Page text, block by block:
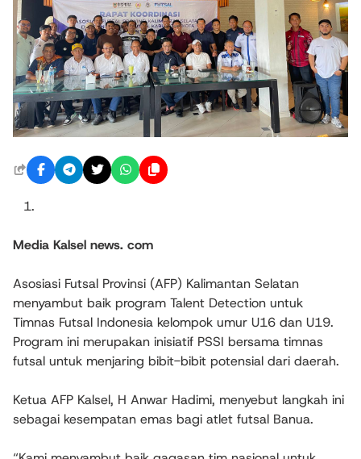
Media Kalsel news. com
Asosiasi Futsal Provinsi (AFP) Kalimantan Selatan
menyambut baik program Talent Detection untuk
Timnas Futsal Indonesia kelompok umur U16 dan U19.
Program ini merupakan inisiatif PSSI bersama timnas
futsal untuk menjaring bibit-bibit potensial dari daerah.
Ketua AFP Kalsel, H Anwar Hadimi, menyebut langkah ini
sebagai kesempatan emas bagi atlet futsal Banua.